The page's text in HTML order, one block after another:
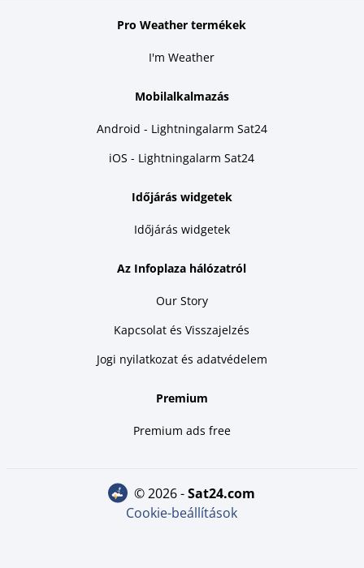
Pro Weather termékek
I'm Weather
Mobilalkalmazás
Android - Lightningalarm Sat24
iOS - Lightningalarm Sat24
Időjárás widgetek
Időjárás widgetek
Az Infoplaza hálózatról
Our Story
Kapcsolat és Visszajelzés
Jogi nyilatkozat és adatvédelem
Premium
Premium ads free
© 2026 - sat24.com
Cookie-beállítások